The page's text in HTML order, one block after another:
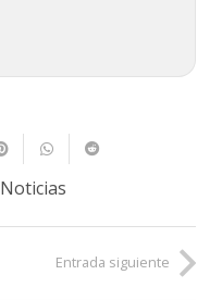
Noticias
Entrada siguiente